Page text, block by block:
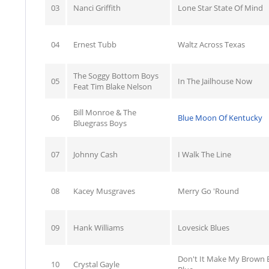
03 Nanci Griffith Lone Star State Of Mind
04 Ernest Tubb Waltz Across Texas
05
The Soggy Bottom Boys
Feat Tim Blake Nelson
In The Jailhouse Now
06
Bill Monroe & The
Bluegrass Boys
Blue Moon Of Kentucky
07 Johnny Cash I Walk The Line
08 Kacey Musgraves Merry Go 'Round
09 Hank Williams Lovesick Blues
10 Crystal Gayle
Don't It Make My Brown